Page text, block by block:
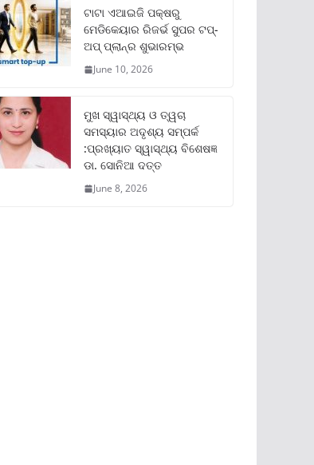
ଟାଟା ଏଆଇଜି ପକ୍ଷରୁ
ମେଡିକେୟାର ରିଜର୍ଭ ସୁପର ଟପ୍‌-
ଅପ୍ ପ୍ଲାନ୍‌ର ଶୁଭାରମ୍ଭ
June 10, 2026
ମୁଖ ସ୍ୱାସ୍ଥ୍ୟ ଓ ତ୍ୱଚା
ସମସ୍ୟାର ଅଦୃଶ୍ୟ ସମ୍ପର୍କ
:ପ୍ରଖ୍ୟାତ ସ୍ୱାସ୍ଥ୍ୟ ବିଶେଷଜ୍ଞ
ଡା. ସୋନିଆ ଦତ୍ତ
June 8, 2026